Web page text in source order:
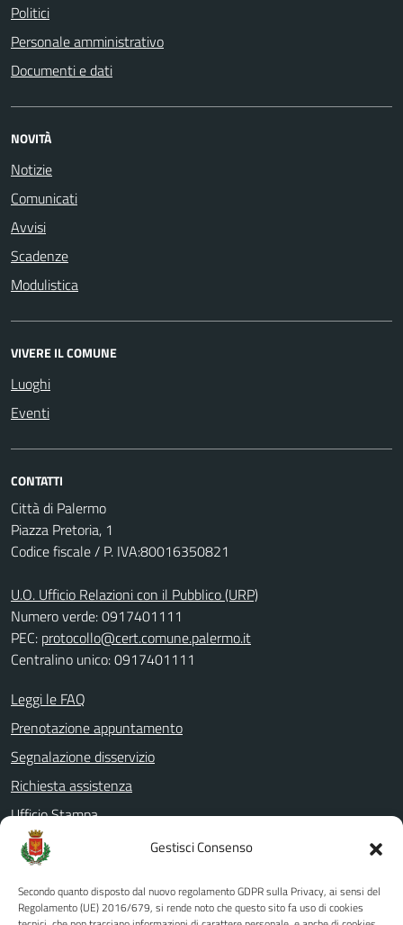
Gestisci Consenso
Secondo quanto disposto dal nuovo regolamento GDPR sulla Privacy, ai sensi del
Regolamento (UE) 2016/679, si rende noto che questo sito fa uso di cookies
Politici
Personale amministrativo
Documenti e dati
NOVITÀ
Notizie
Comunicati
Avvisi
Scadenze
Modulistica
VIVERE IL COMUNE
Luoghi
Eventi
CONTATTI
Città di Palermo
Piazza Pretoria, 1
Codice fiscale / P. IVA:80016350821
U.O. Ufficio Relazioni con il Pubblico (URP)
Numero verde: 0917401111
PEC: protocollo@cert.comune.palermo.it
Centralino unico: 0917401111
Leggi le FAQ
Prenotazione appuntamento
Segnalazione disservizio
Richiesta assistenza
Ufficio Stampa
Amministrazione Trasparente
Albo pretorio
Informativa privacy